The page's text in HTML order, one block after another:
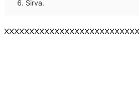
Sirva.